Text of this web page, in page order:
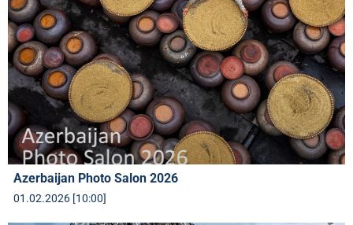
Azerbaijan Photo Salon 2026
01.02.2026 [10:00]